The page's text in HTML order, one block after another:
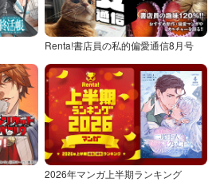
Renta!書店員の私的偏愛通信8月号
2026年マンガ上半期ランキング